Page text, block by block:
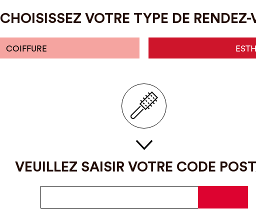
CHOISISSEZ VOTRE TYPE DE RENDEZ-
COIFFURE
VEUILLEZ SAISIR VOTRE CODE